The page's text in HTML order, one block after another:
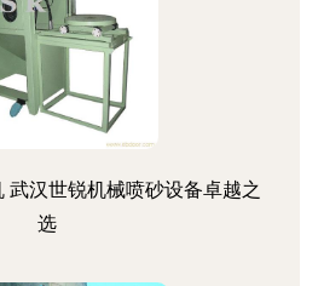
武汉世锐机械喷砂设备卓越之
选